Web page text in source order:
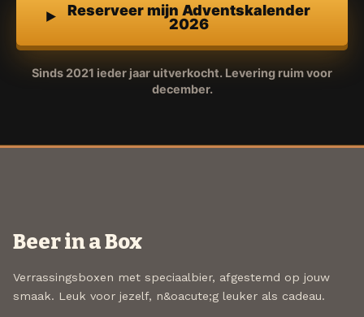
Reserveer mijn Adventskalender
2026
Sinds 2021 ieder jaar uitverkocht. Levering ruim voor
december.
Beer in a Box
Verrassingsboxen met speciaalbier, afgestemd op jouw
smaak. Leuk voor jezelf, n&oacute;g leuker als cadeau.